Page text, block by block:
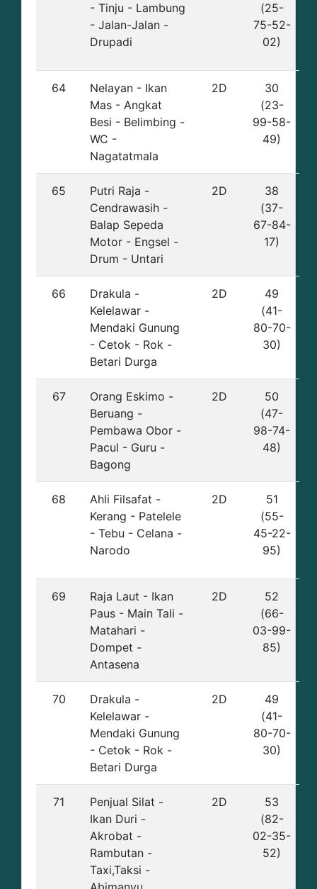
- Tinju - Lambung
- Jalan-Jalan -
Drupadi
(25-
75-52-
02)
64
Nelayan - Ikan
Mas - Angkat
Besi - Belimbing -
WC -
Nagatatmala
2D
30
(23-
99-58-
49)
65
Putri Raja -
Cendrawasih -
Balap Sepeda
Motor - Engsel -
Drum - Untari
2D
38
(37-
67-84-
17)
66
Drakula -
Kelelawar -
Mendaki Gunung
- Cetok - Rok -
Betari Durga
2D
49
(41-
80-70-
30)
67
Orang Eskimo -
Beruang -
Pembawa Obor -
Pacul - Guru -
Bagong
2D
50
(47-
98-74-
48)
68
Ahli Filsafat -
Kerang - Patelele
- Tebu - Celana -
Narodo
2D
51
(55-
45-22-
95)
69
Raja Laut - Ikan
Paus - Main Tali -
Matahari -
Dompet -
Antasena
2D
52
(66-
03-99-
85)
70
Drakula -
Kelelawar -
Mendaki Gunung
- Cetok - Rok -
Betari Durga
2D
49
(41-
80-70-
30)
71
Penjual Silat -
Ikan Duri -
Akrobat -
Rambutan -
Taxi,Taksi -
2D
53
(82-
02-35-
52)